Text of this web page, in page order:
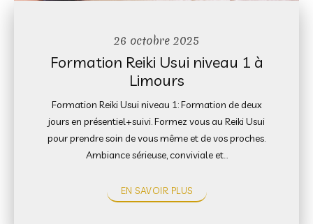
26 octobre 2025
Formation Reiki Usui niveau 1 à
Limours
Formation Reiki Usui niveau 1: Formation de deux
jours en présentiel+suivi. Formez vous au Reiki Usui
pour prendre soin de vous même et de vos proches.
Ambiance sérieuse, conviviale et…
EN SAVOIR PLUS